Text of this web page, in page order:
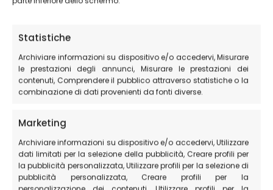
Statistiche
Archiviare informazioni su dispositivo e/o accedervi, Misurare
le prestazioni degli annunci, Misurare le prestazioni dei
contenuti, Comprendere il pubblico attraverso statistiche o la
combinazione di dati provenienti da fonti diverse.
Marketing
Archiviare informazioni su dispositivo e/o accedervi, Utilizzare
dati limitati per la selezione della pubblicità, Creare profili per
la pubblicità personalizzata, Utilizzare profili per la selezione di
pubblicità personalizzata, Creare profili per la